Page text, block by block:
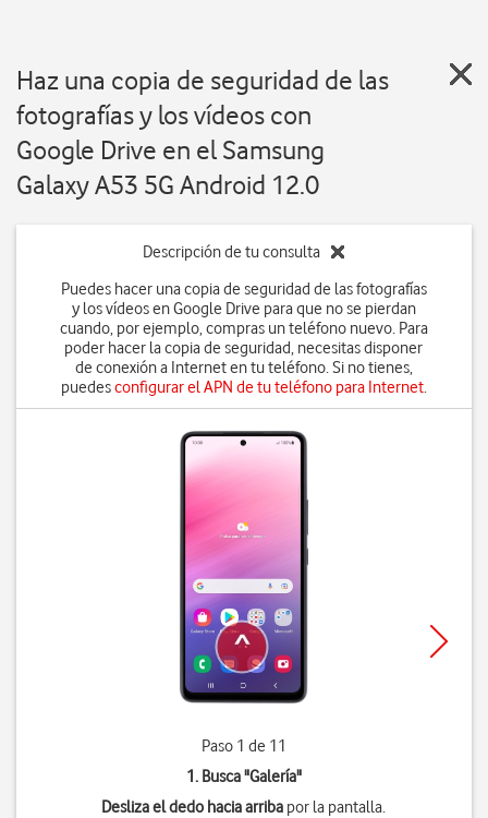
Haz una copia de seguridad de las
fotografías y los vídeos con
Google Drive en el Samsung
Galaxy A53 5G Android 12.0
Descripción de tu consulta
Puedes hacer una copia de seguridad de las fotografías
y los vídeos en Google Drive para que no se pierdan
cuando, por ejemplo, compras un teléfono nuevo. Para
poder hacer la copia de seguridad, necesitas disponer
de conexión a Internet en tu teléfono. Si no tienes,
puedesconfigurar el APN de tu teléfono para Internet.
Paso 1 de 11
1. Busca "Galería"
Desliza el dedo hacia arriba por la pantalla.